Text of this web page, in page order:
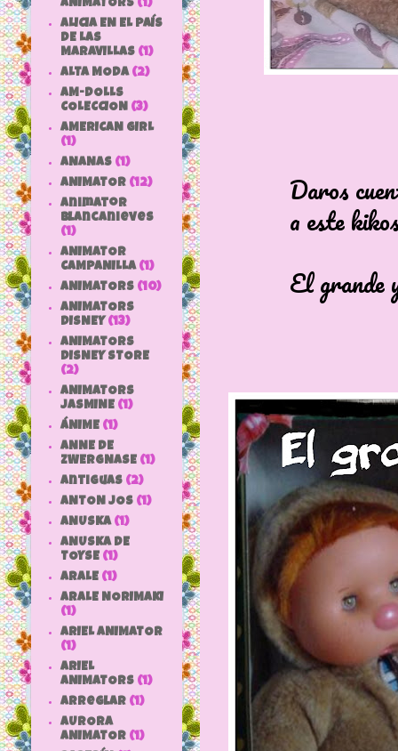
Daros cuenta
a este kikoso
El grande y el
ANIMATORS (1)
ALICIA EN EL PAÍS
DE LAS
MARAVILLAS (1)
ALTA MODA (2)
AM-DOLLS
COLECCION (3)
AMERICAN GIRL
(1)
ANANAS (1)
ANIMATOR (12)
animator
blancanieves
(1)
ANIMATOR
CAMPANILLA (1)
ANIMATORS (10)
ANIMATORS
DISNEY (13)
ANIMATORS
DISNEY STORE
(2)
ANIMATORS
JASMINE (1)
ÁNIME (1)
ANNE DE
ZWERGNASE (1)
antiguas (2)
ANTON JOS (1)
ANUSKA (1)
ANUSKA DE
TOYSE (1)
ARALE (1)
ARALE NORIMAKI
(1)
ARIEL ANIMATOR
(1)
ARIEL
ANIMATORS (1)
arreglar (1)
AURORA
ANIMATOR (1)